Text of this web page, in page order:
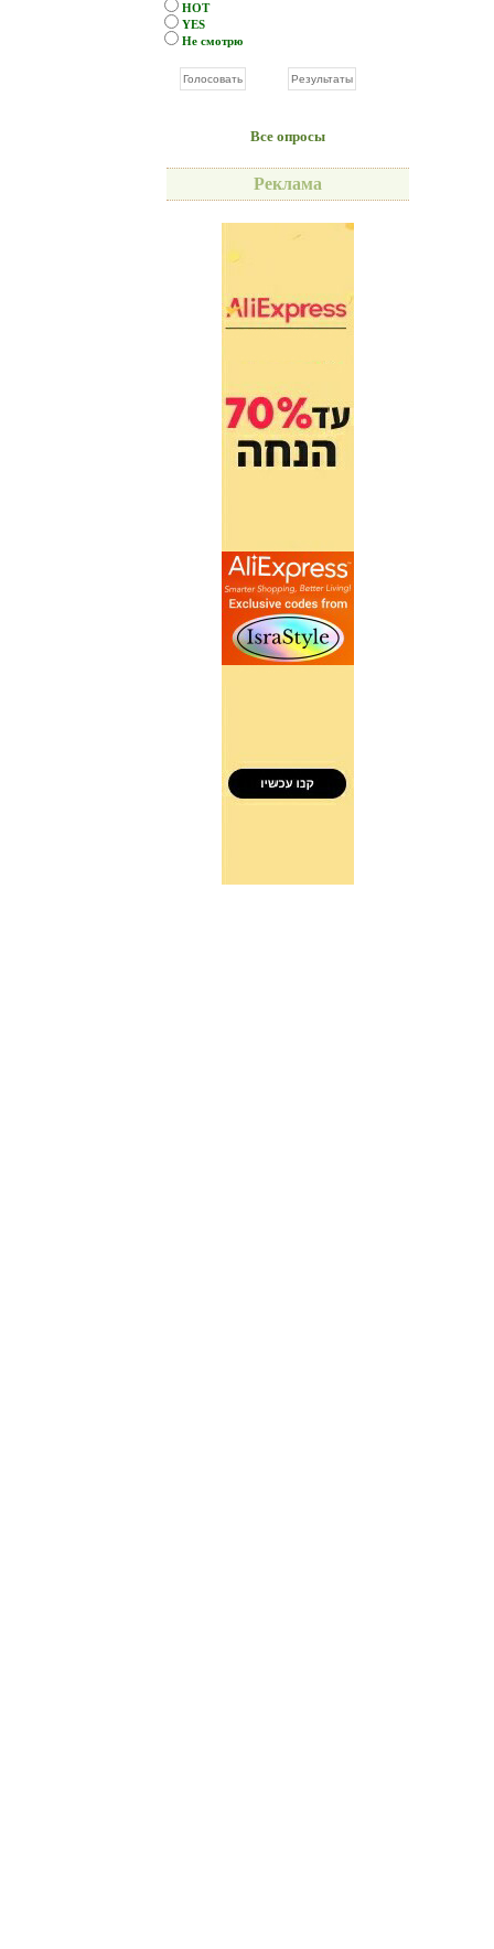
HOT
YES
Не смотрю
Все опросы
Реклама